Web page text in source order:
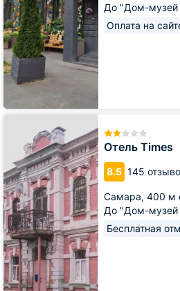
До "Дом-
Оплата на
Отель Times
8.5 145
Самара, 400 м
До "Дом-
Бесплатная